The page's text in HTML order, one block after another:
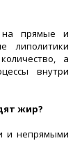
на прямые и
липолитики
а
внутри
жир?
и непрямыми